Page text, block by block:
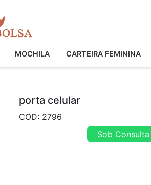
MOCHILA CARTEIRA FEMININA
porta celular
COD: 2796
Sob Consulta